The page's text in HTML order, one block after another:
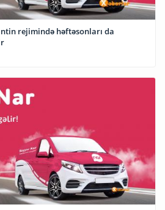
rejimində həftəsonları da